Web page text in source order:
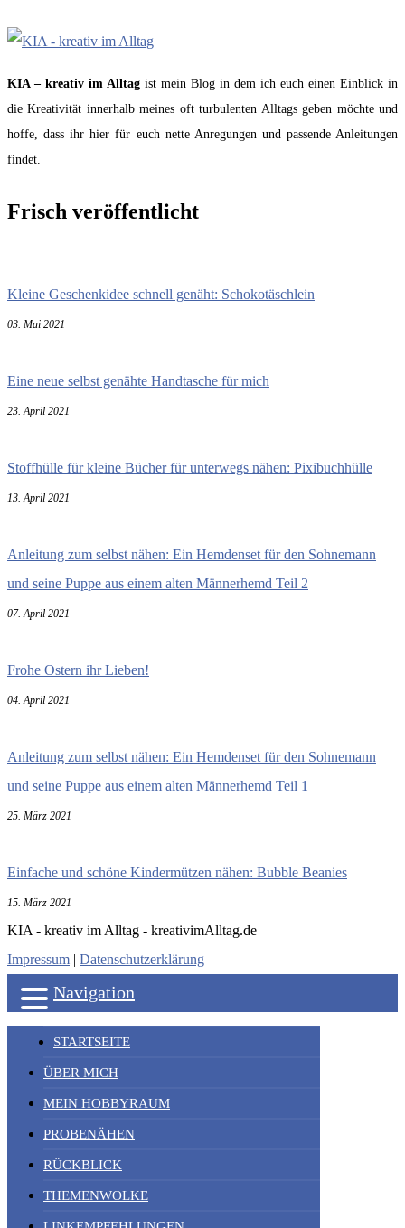
KIA – kreativ im Alltag ist mein Blog in dem ich euch einen Einblick in
die Kreativität innerhalb meines oft turbulenten Alltags geben möchte und
hoffe, dass ihr hier für euch nette Anregungen und passende Anleitungen
findet.
Frisch veröffentlicht
Kleine Geschenkidee schnell genäht: Schokotäschlein
03. Mai 2021
Eine neue selbst genähte Handtasche für mich
23. April 2021
Stoffhülle für kleine Bücher für unterwegs nähen: Pixibuchhülle
13. April 2021
Anleitung zum selbst nähen: Ein Hemdenset für den Sohnemann
und seine Puppe aus einem alten Männerhemd Teil 2
07. April 2021
Frohe Ostern ihr Lieben!
04. April 2021
Anleitung zum selbst nähen: Ein Hemdenset für den Sohnemann
und seine Puppe aus einem alten Männerhemd Teil 1
25. März 2021
Einfache und schöne Kindermützen nähen: Bubble Beanies
15. März 2021
KIA - kreativ im Alltag - kreativimAlltag.de
Impressum | Datenschutzerklärung
Navigation
STARTSEITE
ÜBER MICH
MEIN HOBBYRAUM
PROBENÄHEN
RÜCKBLICK
THEMENWOLKE